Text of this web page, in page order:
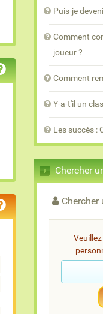
Puis-je
Comment
joueur ?
Comment
Y-a-t'il un
Les succès :
Chercher
Chercher